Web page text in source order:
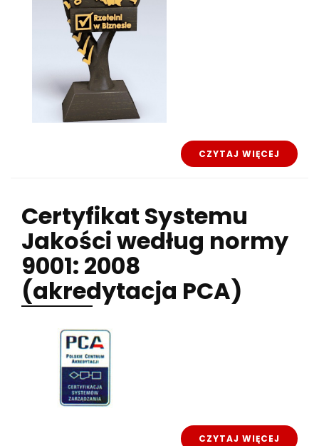
CZYTAJ WIĘCEJ
Certyfikat Systemu
Jakości według normy
9001: 2008
(akredytacja PCA)
CZYTAJ WIĘCEJ